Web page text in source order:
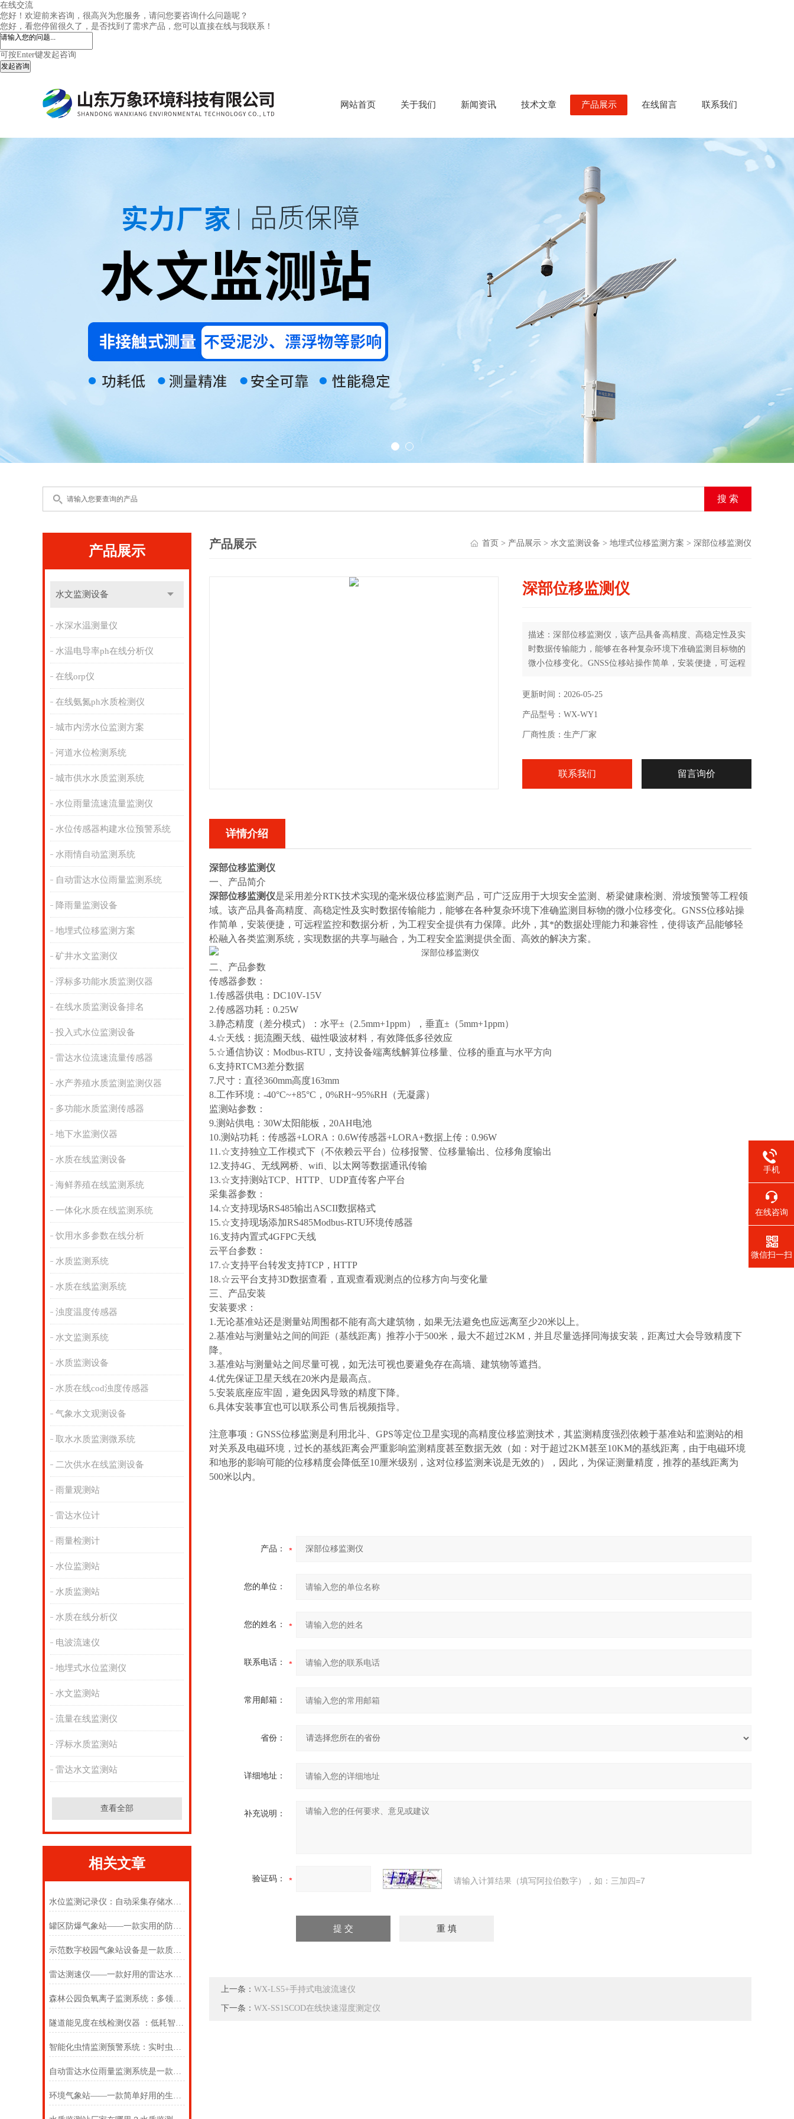
在线交流
您好！欢迎前来咨询，很高兴为您服务，请问您要咨询什么问题呢？
您好，看您停留很久了，是否找到了需求产品，您可以直接在线与我联系！
可按Enter键发起咨询
发起咨询
网站首页 关于我们 新闻资讯 技术文章 产品展示 在线留言 联系我们
产品展示
水文监测设备
水深水温测量仪
水温电导率ph在线分析仪
在线orp仪
在线氨氮ph水质检测仪
城市内涝水位监测方案
河道水位检测系统
城市供水水质监测系统
水位雨量流速流量监测仪
水位传感器构建水位预警系统
水雨情自动监测系统
自动雷达水位雨量监测系统
降雨量监测设备
地埋式位移监测方案
矿井水文监测仪
浮标多功能水质监测仪器
在线水质监测设备排名
投入式水位监测设备
雷达水位流速流量传感器
水产养殖水质监测监测仪器
多功能水质监测传感器
地下水监测仪器
水质在线监测设备
海鲜养殖在线监测系统
一体化水质在线监测系统
饮用水多参数在线分析
水质监测系统
水质在线监测系统
浊度温度传感器
水文监测系统
水质监测设备
水质在线cod浊度传感器
气象水文观测设备
取水水质监测微系统
二次供水在线监测设备
雨量观测站
雷达水位计
雨量检测计
水位监测站
水质监测站
水质在线分析仪
电波流速仪
地埋式水位监测仪
水文监测站
流量在线监测仪
浮标水质监测站
雷达水文监测站
查看全部
相关文章
水位监测记录仪：自动采集存储水位历史数据，支撑防洪调度科学决策部署
罐区防爆气象站——一款实用的防爆型气象站#2022已更新
示范数字校园气象站设备是一款质量为先的小学气象站设计方案
雷达测速仪——一款好用的雷达水流测速仪2024(万象推送)
森林公园负氧离子监测系统：多领域守护生态与健康的科技哨兵
隧道能见度在线检测仪器 ：低耗智能运维，降低全生命周期使用成本
智能化虫情监测预警系统：实时虫害预警，助力绿色种植
自动雷达水位雨量监测系统是一款支持野外在线雷达雨量水位监测站
环境气象站——一款简单好用的生态环境监测站2025(万象推送)
产品展示 首页 > 产品展示 > 水文监测设备 > 地埋式位移监测方案 > 深部位移监测仪
深部位移监测仪
描述：深部位移监测仪，该产品具备高精度、高稳定性及实
时数据传输能力，能够在各种复杂环境下准确监测目标物的
微小位移变化。GNSS位移站操作简单，安装便捷，可远程
更新时间：2026-05-25
产品型号：WX-WY1
厂商性质：生产厂家
联系我们 留言询价
详情介绍
深部位移监测仪
一、产品简介
深部位移监测仪是采用差分RTK技术实现的毫米级位移监测产品，可广泛应用于大坝安全监测、桥梁健康检测、滑坡预警等工程领
域。该产品具备高精度、高稳定性及实时数据传输能力，能够在各种复杂环境下准确监测目标物的微小位移变化。GNSS位移站操
作简单，安装便捷，可远程监控和数据分析，为工程安全提供有力保障。此外，其*的数据处理能力和兼容性，使得该产品能够轻
松融入各类监测系统，实现数据的共享与融合，为工程安全监测提供全面、高效的解决方案。
二、产品参数
传感器参数：
1.传感器供电：DC10V-15V
2.传感器功耗：0.25W
3.静态精度（差分模式）：水平±（2.5mm+1ppm），垂直±（5mm+1ppm）
4.☆天线：扼流圈天线、磁性吸波材料，有效降低多径效应
5.☆通信协议：Modbus-RTU，支持设备端离线解算位移量、位移的垂直与水平方向
6.支持RTCM3差分数据
7.尺寸：直径360mm高度163mm
8.工作环境：-40°C~+85°C，0%RH~95%RH（无凝露）
监测站参数：
9.测站供电：30W太阳能板，20AH电池
10.测站功耗：传感器+LORA：0.6W传感器+LORA+数据上传：0.96W
11.☆支持独立工作模式下（不依赖云平台）位移报警、位移量输出、位移角度输出
12.支持4G、无线网桥、wifi、以太网等数据通讯传输
13.☆支持测站TCP、HTTP、UDP直传客户平台
采集器参数：
14.☆支持现场RS485输出ASCII数据格式
15.☆支持现场添加RS485Modbus-RTU环境传感器
16.支持内置式4GFPC天线
云平台参数：
17.☆支持平台转发支持TCP，HTTP
18.☆云平台支持3D数据查看，直观查看观测点的位移方向与变化量
三、产品安装
安装要求：
1.无论基准站还是测量站周围都不能有高大建筑物，如果无法避免也应远离至少20米以上。
2.基准站与测量站之间的间距（基线距离）推荐小于500米，最大不超过2KM，并且尽量选择同海拔安装，距离过大会导致精度下
降。
3.基准站与测量站之间尽量可视，如无法可视也要避免存在高墙、建筑物等遮挡。
4.优先保证卫星天线在20米内是最高点。
5.安装底座应牢固，避免因风导致的精度下降。
6.具体安装事宜也可以联系公司售后视频指导。
注意事项：GNSS位移监测是利用北斗、GPS等定位卫星实现的高精度位移监测技术，其监测精度强烈依赖于基准站和监测站的相
对关系及电磁环境，过长的基线距离会严重影响监测精度甚至数据无效（如：对于超过2KM甚至10KM的基线距离，由于电磁环境
和地形的影响可能的位移精度会降低至10厘米级别，这对位移监测来说是无效的），因此，为保证测量精度，推荐的基线距离为
500米以内。
产品：
您的单位：
您的姓名：
联系电话：
常用邮箱：
省份：
详细地址：
补充说明：
验证码： 请输入计算结果（填写阿拉伯数字），如：三加四=7
上一条： WX-LS5+手持式电波流速仪
下一条： WX-SS1SCOD在线快速湿度测定仪
手机
在线咨询
微信扫一扫